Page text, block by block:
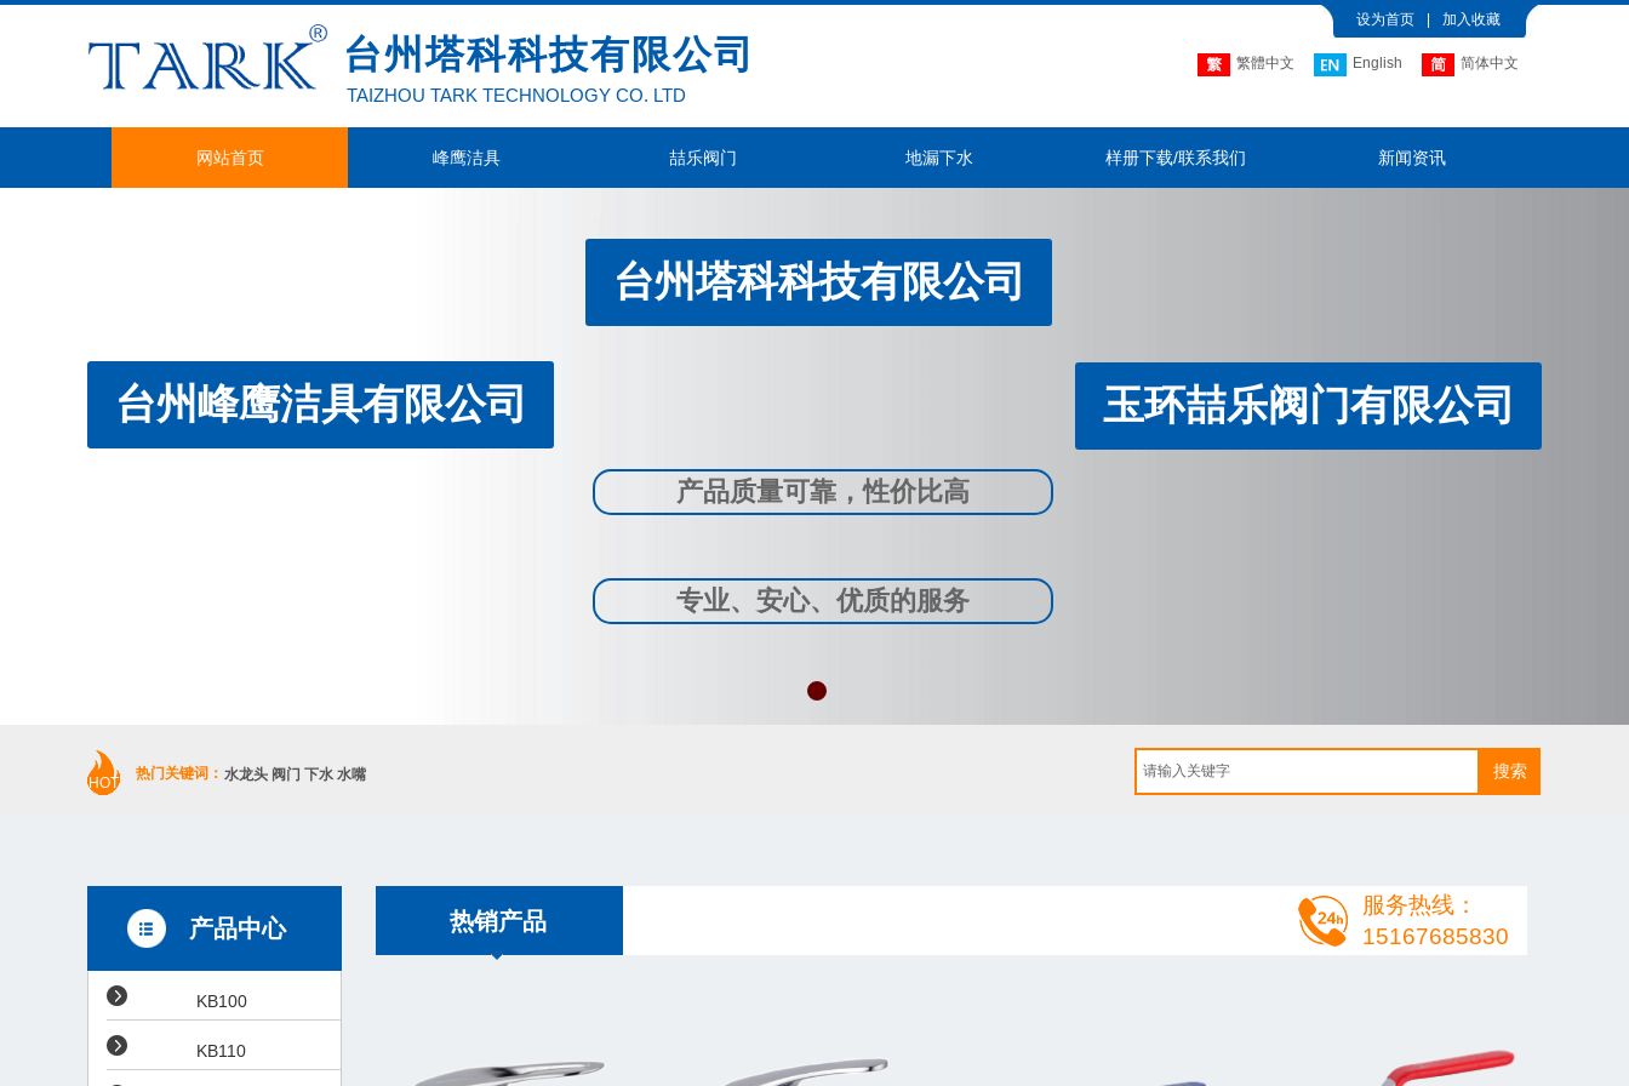
设为首页 加入收藏
台州塔科科技有限公司 繁體中文 English 简体中文
TAIZHOU TARK TECHNOLOGY CO. LTD
网站首页 峰鹰洁具 喆乐阀门 地漏下水 样册下载/联系我们 新闻资讯
台州塔科科技有限公司
台州峰鹰洁具有限公司 玉环喆乐阀门有限公司
产品质量可靠，性价比高
专业、安心、优质的服务
搜索
热门关键词：
HOT 水龙头 阀门 下水 水嘴
热销产品
服务热线：
15167685830
产品中心
KB100
KB110